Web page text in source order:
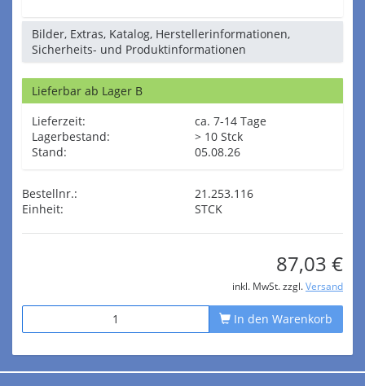
Bilder, Extras, Katalog, Herstellerinformationen,
Sicherheits- und Produktinformationen
Lieferbar ab Lager B
Lieferzeit:
ca. 7-14 Tage
Lagerbestand:
> 10 Stck
Stand:
05.08.26
Bestellnr.:
21.253.116
Einheit:
STCK
87,03 €
inkl. MwSt. zzgl. Versand
In den Warenkorb